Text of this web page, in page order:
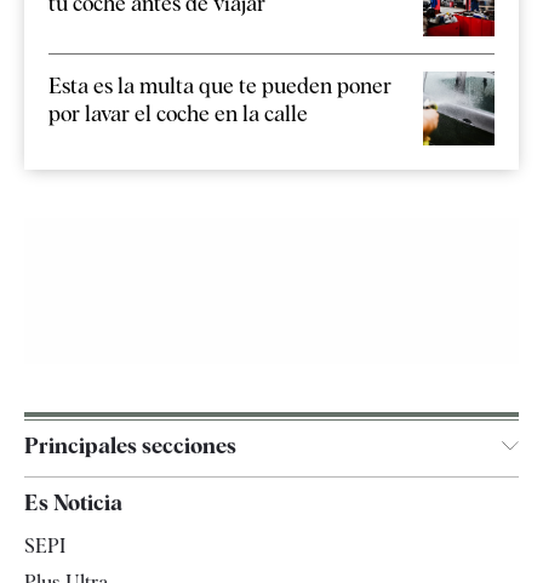
Esta es la multa que te pueden poner
por lavar el coche en la calle
Principales secciones
España
Es Noticia
SEPI